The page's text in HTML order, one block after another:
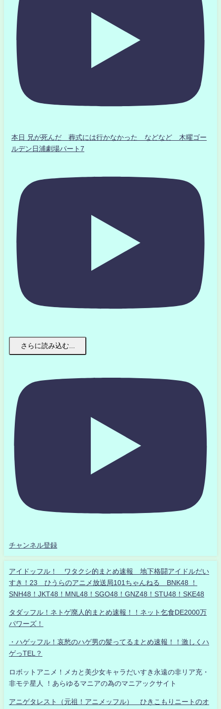
本日 兄が死んだ 葬式には行かなかった などなど 木曜ゴー
ルデン日浦劇場パート7
さらに読み込む...
チャンネル登録
アイドッフル！ ワタクシ的まとめ速報 地下格闘アイドルだい
すき！23 ひうらのアニメ放送局101ちゃんねる BNK48 ！
SNH48！JKT48！MNL48！SGO48！GNZ48！STU48！SKE48
タダッフル！ネトゲ廃人的まとめ速報！！ネット乞食DE2000万
パワーズ！
・ハゲッフル！哀愁のハゲ男の髪ってるまとめ速報！！激しくハ
ゲっTEL？
ロボットアニメ！メカと美少女キャラだいすき永遠の非リア充・
非モテ星人 ！あらゆるマニアの為のマニアックサイト
アニゲタレスト（元祖！アニメッフル） ひきこもりニートのオ